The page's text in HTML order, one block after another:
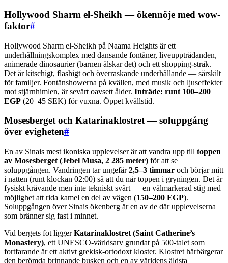
Hollywood Sharm el-Sheikh — ökennöje med wow-
faktor#
Hollywood Sharm el-Sheikh på Naama Heights är ett
underhållningskomplex med dansande fontäner, liveuppträdanden,
animerade dinosaurier (barnen älskar det) och ett shopping-stråk.
Det är kitschigt, flashigt och överraskande underhållande — särskilt
för familjer. Fontänshowerna på kvällen, med musik och ljuseffekter
mot stjärnhimlen, är sevärt oavsett ålder. Inträde: runt 100–200
EGP (20–45 SEK) för vuxna. Öppet kvällstid.
Mosesberget och Katarinaklostret — soluppgång
över evigheten#
En av Sinais mest ikoniska upplevelser är att vandra upp till toppen
av Mosesberget (Jebel Musa, 2 285 meter) för att se
soluppgången. Vandringen tar ungefär2,5–3 timmar och börjar mitt
i natten (runt klockan 02:00) så att du når toppen i gryningen. Det är
fysiskt krävande men inte tekniskt svårt — en välmarkerad stig med
möjlighet att rida kamel en del av vägen (150–200 EGP).
Soluppgången över Sinais ökenberg är en av de där upplevelserna
som bränner sig fast i minnet.
Vid bergets fot liggerKatarinaklostret (Saint Catherine’s
Monastery), ett UNESCO-världsarv grundat på 500-talet som
fortfarande är ett aktivt grekisk-ortodoxt kloster. Klostret härbärgerar
den berömda brinnande busken och en av världens äldsta